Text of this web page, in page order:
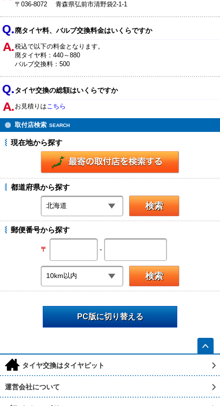
〒036-8072 青森県弘前市清野袋2-1-1
廃タイヤ料、バルブ交換料金はいくらですか
税込で以下の料金となります。
廃タイヤ料：440～880
バルブ交換料：500
タイヤ交換の総額はいくらですか
お見積りはこちら
取付店検索 SEARCH
現在地から探す
都道府県から探す
郵便番号から探す
〒 -
PC版に切り替える
h タイヤ交換はタイヤピット
運営会社について